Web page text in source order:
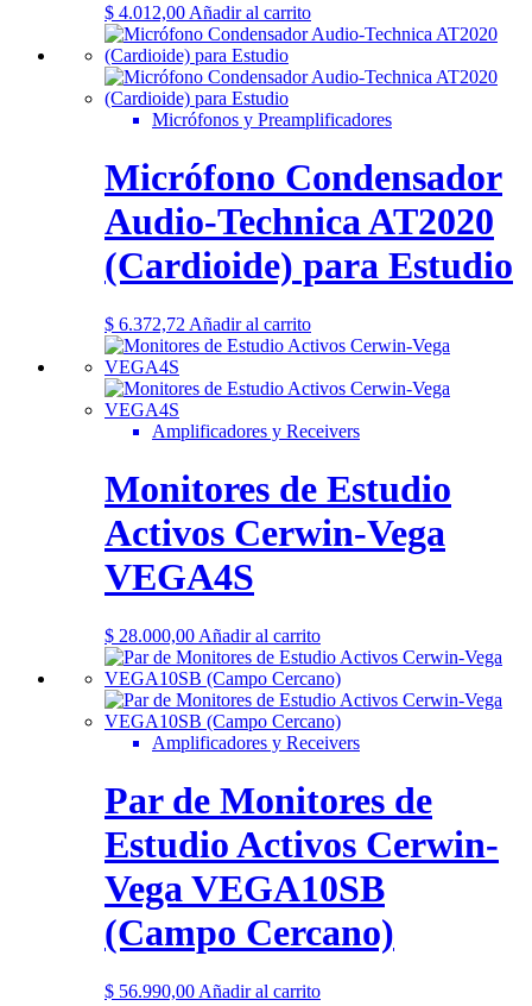
$ 4.012,00 Añadir al carrito
Micrófonos y Preamplificadores
Micrófono Condensador
Audio-Technica AT2020
(Cardioide) para Estudio
$ 6.372,72 Añadir al carrito
Amplificadores y Receivers
Monitores de Estudio
Activos Cerwin-Vega
VEGA4S
$ 28.000,00 Añadir al carrito
Amplificadores y Receivers
Par de Monitores de
Estudio Activos Cerwin-
Vega VEGA10SB
(Campo Cercano)
$ 56.990,00 Añadir al carrito